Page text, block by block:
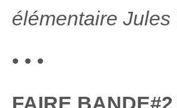
élémentaire
• • •
FAIRE